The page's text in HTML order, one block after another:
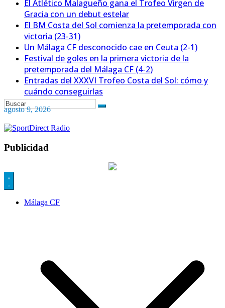
El Atlético Malagueño gana el Trofeo Virgen de
Gracia con un debut estelar
El BM Costa del Sol comienza la pretemporada con
victoria (23-31)
Un Málaga CF desconocido cae en Ceuta (2-1)
Festival de goles en la primera victoria de la
pretemporada del Málaga CF (4-2)
Entradas del XXXVI Trofeo Costa del Sol: cómo y
cuándo conseguirlas
agosto 9, 2026
Publicidad
Málaga CF